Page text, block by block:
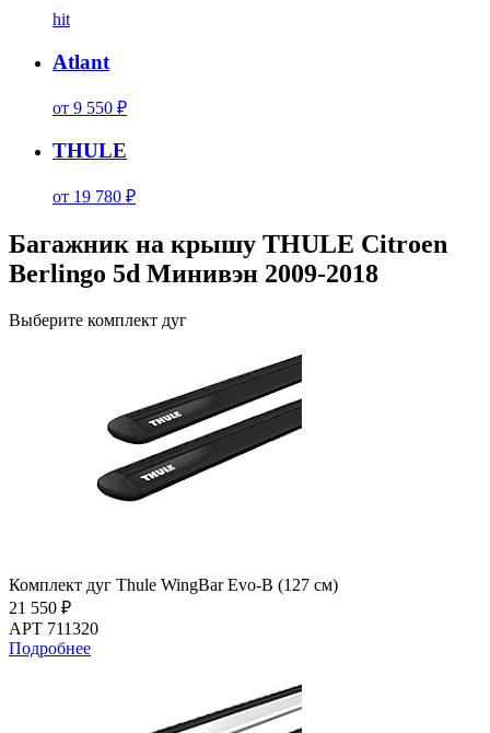
hit
Atlant
от 9 550 ₽
THULE
от 19 780 ₽
Багажник на крышу THULE Citroen
Berlingo 5d Минивэн 2009-2018
Выберите комплект дуг
Комплект дуг Thule WingBar Evo-B (127 см)
21 550 ₽
АРТ 711320
Подробнее